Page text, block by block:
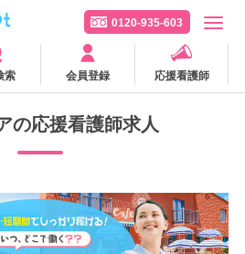
0120-935-603
索 会員登録 応援看護師
の応援看護師求人